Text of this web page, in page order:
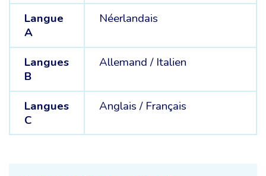
Langue
A
Néerlandais
Langues
B
Allemand / Italien
Langues
C
Anglais / Français